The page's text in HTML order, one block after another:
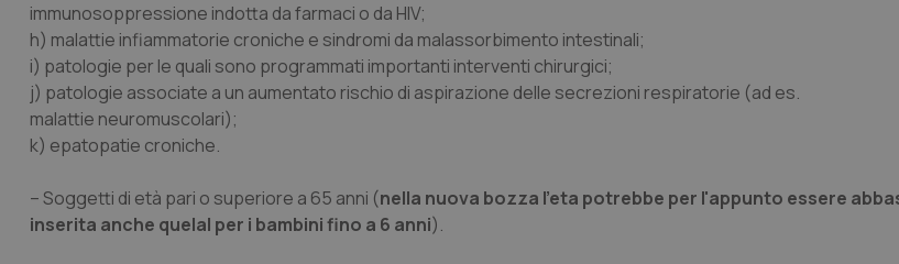
immunosoppressione indotta da farmaci o da HIV;
h) malattie infiammatorie croniche e sindromi da malassorbimento intestinali;
i) patologie per le quali sono programmati importanti interventi chirurgici;
j) patologie associate a un aumentato rischio di aspirazione delle secrezioni respiratorie (ad es.
malattie neuromuscolari);
k) epatopatie croniche.
– Soggetti di età pari o superiore a 65 anni (nella nuova bozza l'eta potrebbe per l'appunto essere
inserita anche quelal per i bambini fino a 6 anni).